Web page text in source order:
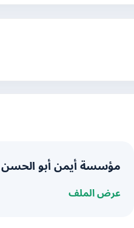
مؤسسة أيمن أبو الحسن
عرض الملف